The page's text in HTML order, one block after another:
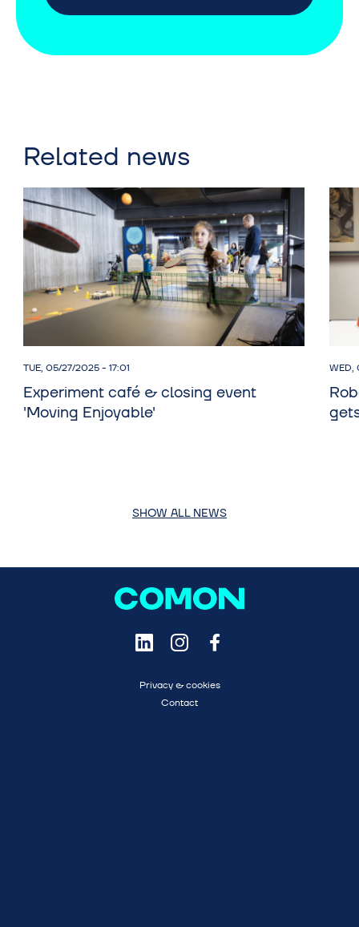
Related news
TUE, 05/27/2025 - 17:01
Experiment café & closing event
'Moving Enjoyable'
WED,
SHOW ALL NEWS
Privacy & cookies
Contact